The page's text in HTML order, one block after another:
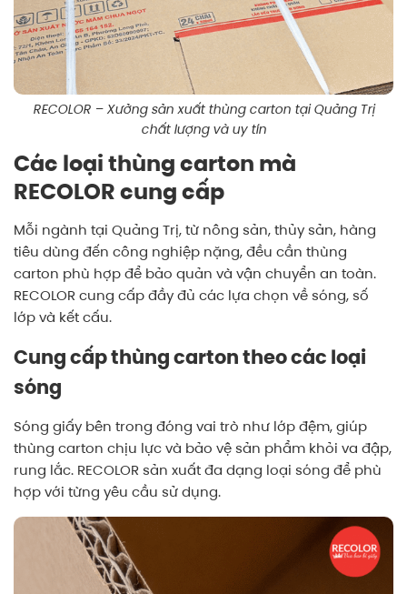
RECOLOR – Xưởng sản xuất thùng carton tại Quảng Trị
chất lượng và uy tín
Các loại thùng carton mà
RECOLOR cung cấp
Mỗi ngành tại Quảng Trị, từ nông sản, thủy sản, hàng
tiêu dùng đến công nghiệp nặng, đều cần thùng
carton phù hợp để bảo quản và vận chuyển an toàn.
RECOLOR cung cấp đầy đủ các lựa chọn về sóng, số
lớp và kết cấu.
Cung cấp thùng carton theo các loại
sóng
Sóng giấy bên trong đóng vai trò như lớp đệm, giúp
thùng carton chịu lực và bảo vệ sản phẩm khỏi va đập,
rung lắc. RECOLOR sản xuất đa dạng loại sóng để phù
hợp với từng yêu cầu sử dụng.